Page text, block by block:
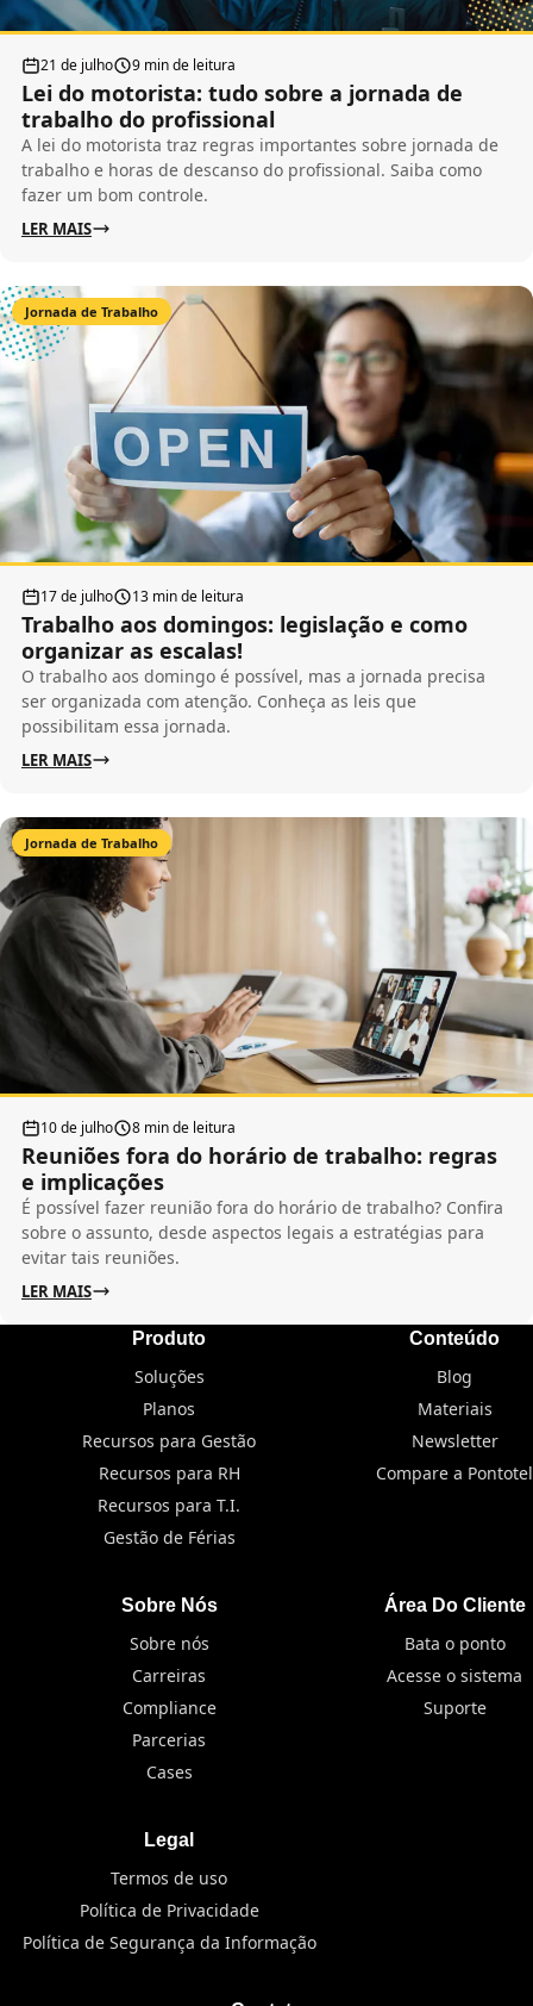
21 de julho 9 min de leitura
Lei do motorista: tudo sobre a jornada de
trabalho do profissional
A lei do motorista traz regras importantes sobre jornada de
trabalho e horas de descanso do profissional. Saiba como
fazer um bom controle.
LER MAIS
Jornada de Trabalho
17 de julho 13 min de leitura
Trabalho aos domingos: legislação e como
organizar as escalas!
O trabalho aos domingo é possível, mas a jornada precisa
ser organizada com atenção. Conheça as leis que
possibilitam essa jornada.
LER MAIS
Jornada de Trabalho
10 de julho 8 min de leitura
Reuniões fora do horário de trabalho: regras
e implicações
É possível fazer reunião fora do horário de trabalho? Confira
sobre o assunto, desde aspectos legais a estratégias para
evitar tais reuniões.
LER MAIS
Produto
Soluções
Planos
Recursos para Gestão
Recursos para RH
Recursos para T.I.
Gestão de Férias
Conteúdo
Blog
Materiais
Newsletter
Compare a Pontotel
Sobre Nós
Sobre nós
Carreiras
Compliance
Parcerias
Cases
Área Do Cliente
Bata o ponto
Acesse o sistema
Suporte
Legal
Termos de uso
Política de Privacidade
Política de Segurança da Informação